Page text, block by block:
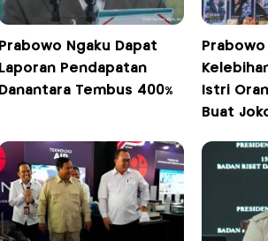
Prabowo Ngaku Dapat
Laporan Pendapatan
Danantara Tembus 400%
Istri
Buat